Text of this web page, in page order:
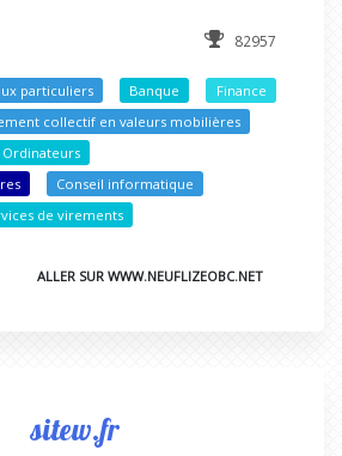
82957
particuliers Banque
Finance
collectif en valeurs mobilières
Ordinateurs
Conseil informatique
de virements
ALLER SUR WWW.NEUFLIZEOBC.NET
sitew.fr